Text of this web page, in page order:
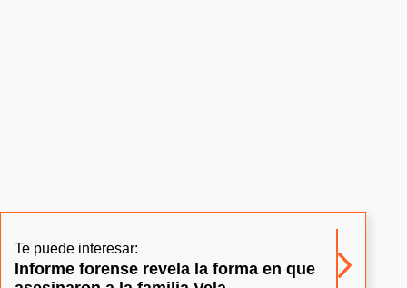
Te puede interesar:
Informe forense revela la forma en que